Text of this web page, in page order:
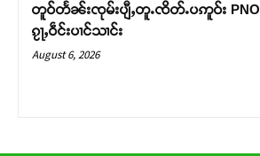
တူဝ်တႅၼ်းၸုမ်းပျီႇတူႉၸိတ်ႉပဢူဝ်း PNO
ၵႂႃႇဝဵင်းပၢင်သၢင်း
August 6, 2026